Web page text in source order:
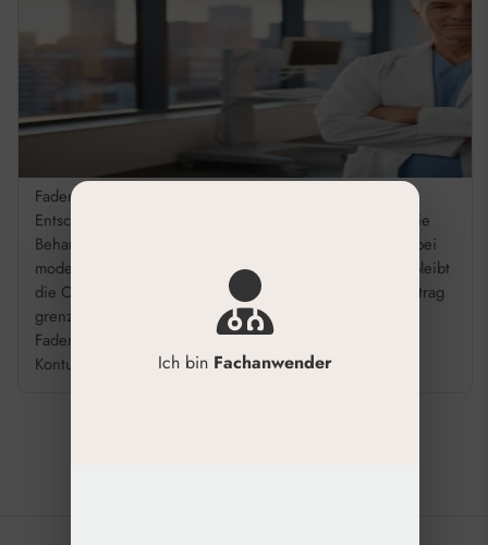
Fadenlifting vs Facelift OP: Die richtige Indikation Die
Entscheidung zwischen Fadenlifting und Facelift ist für die
Behandlungsplanung zentral. Während das Fadenlifting bei
moderater Ptosis eine minimalinvasive Option darstellt, bleibt
die OP bei starkem Hautüberschuss indiziert. Dieser Beitrag
grenzt beide Verfahren fachlich ab. Wählen Sie das
Fadenlifting bei leichter bis moderater Ptosis und zur
Konturierung ohne […]
Ich bin Fachanwender